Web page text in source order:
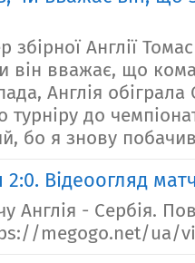
збірної Англії
він вважає, що
Англія
турніру до
бо я знову побачив
2:0. Відеоогляд
Англія - Сербія.
megogo.net/ua/